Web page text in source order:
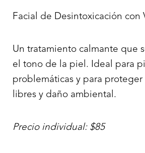
Facial de Desintoxicación con
Un tratamiento calmante que
el tono de la piel. Ideal para
problemáticas y para proteger
libres y daño ambiental.
Precio individual: $85